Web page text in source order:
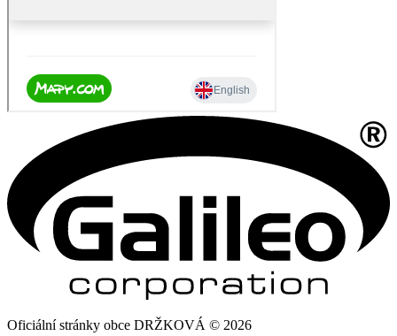
Oficiální stránky obce DRŽKOVÁ © 2026